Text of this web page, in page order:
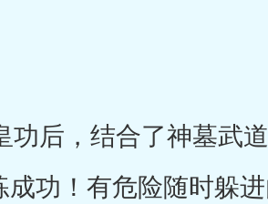
后，结合了神墓武
功！有危险随时躲